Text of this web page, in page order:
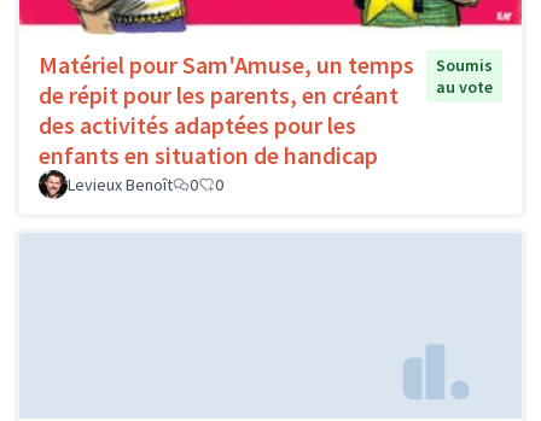
Matériel pour Sam'Amuse, un temps
de répit pour les parents, en créant
des activités adaptées pour les
enfants en situation de handicap
Soumis
au vote
Levieux Benoît 0 0